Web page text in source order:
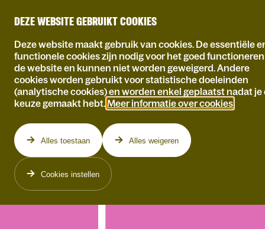
DEZE WEBSITE GEBRUIKT COOKIES
Deze website maakt gebruik van cookies. De essentiële
functionele cookies zijn nodig voor het goed
de website en kunnen niet worden geweigerd. Andere
cookies worden gebruikt voor statistische doeleinden
(analytische cookies) en worden enkel geplaatst nadat je
keuze gemaakt hebt. Meer informatie over cookies
Alles toestaan Alles weigeren
Cookies instellen
VR 11.12.2026 ZA 12.09.2026